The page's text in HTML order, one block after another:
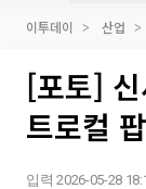
이투데이 산업
[포토]
트로컬
입력 2026-05-28